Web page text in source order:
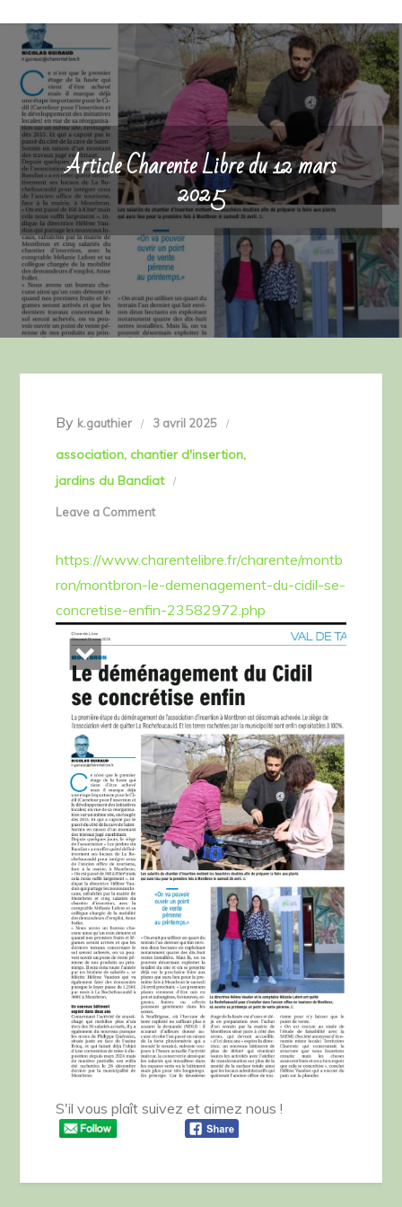
Article Charente Libre du 12 mars
2025
By k.gauthier 3 avril 2025
association chantier d'insertion
jardins du Bandiat
Leave a Commenton
Charente
Libre
du
2025
https://www.charentelibre.fr/charente/montb
ron/montbron-le-demenagement-du-cidil-se-
concretise-enfin-23582972.php
S'il vous plaît suivez et aimez nous !